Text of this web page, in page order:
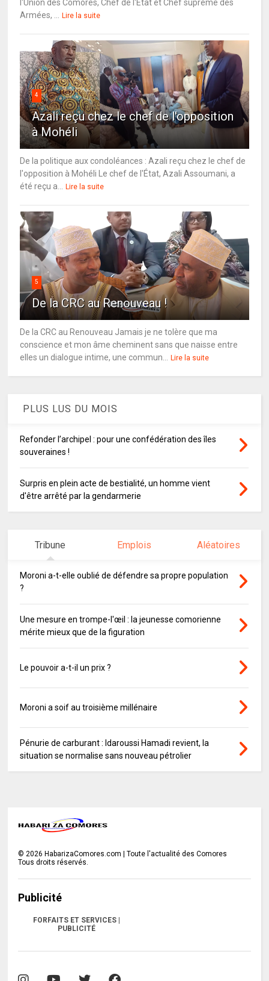
l'Union des Comores, Chef de l'État et Chef suprême des
Armées, ...
Lire la suite
4
Azali reçu chez le chef de l'opposition
à Mohéli
De la politique aux condoléances : Azali reçu chez le chef de
l'opposition à Mohéli Le chef de l'État, Azali Assoumani, a
été reçu a...
Lire la suite
5
De la CRC au Renouveau !
De la CRC au Renouveau Jamais je ne tolère que ma
conscience et mon âme cheminent sans que naisse entre
elles un dialogue intime, une commun...
Lire la suite
PLUS LUS DU MOIS
Refonder l’archipel : pour une confédération des îles
souveraines !
Surpris en plein acte de bestialité, un homme vient
d'être arrêté par la gendarmerie
Tribune Emplois Aléatoires
Moroni a-t-elle oublié de défendre sa propre population
?
Une mesure en trompe-l'œil : la jeunesse comorienne
mérite mieux que de la figuration
Le pouvoir a-t-il un prix ?
Moroni a soif au troisième millénaire
Pénurie de carburant : Idaroussi Hamadi revient, la
situation se normalise sans nouveau pétrolier
©2026 HabarizaComores.com | Toute l'actualité des Comores
Tous droits réservés.
Publicité
FORFAITS ET SERVICES |
PUBLICITÉ